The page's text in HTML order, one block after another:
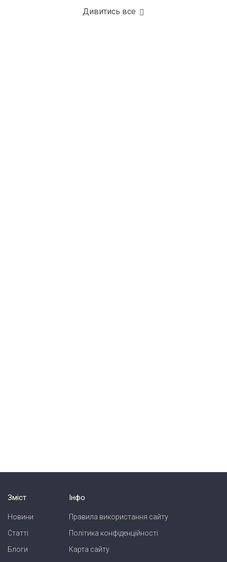
Дивитись все
Зміст
Новини
Статті
Блоги
Інфо
Правила використання сайту
Політика конфіденційності
Карта сайту